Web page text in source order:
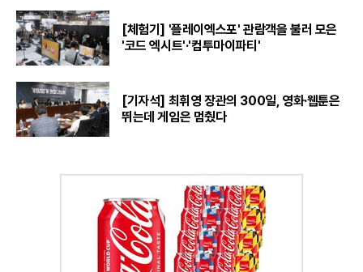
[체험기] '플레이엑스포' 관람객을 불러 모은
'코드 엑시트'·'컴투마이파티'
[기자석] 최휘영 장관의 300일, 영화·웹툰은
뛰는데 게임은 멈췄다